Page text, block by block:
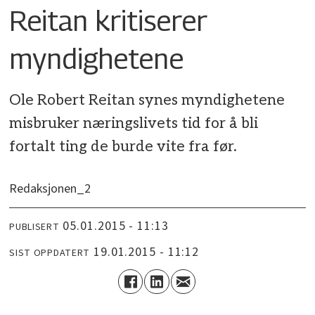
Reitan kritiserer
myndighetene
Ole Robert Reitan synes myndighetene
misbruker næringslivets tid for å bli
fortalt ting de burde vite fra før.
Redaksjonen_2
PUBLISERT 05.01.2015 - 11:13
SIST OPPDATERT 19.01.2015 - 11:12